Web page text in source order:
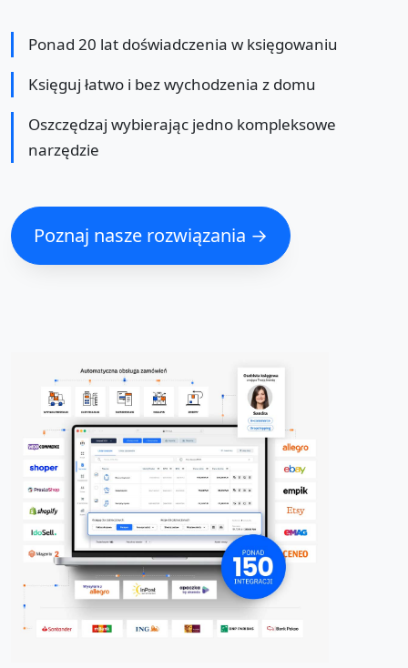
Ponad 20 lat doświadczenia w księgowaniu
Księguj łatwo i bez wychodzenia z domu
Oszczędzaj wybierając jedno kompleksowe
narzędzie
Poznaj nasze rozwiązania →